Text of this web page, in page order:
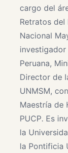
cargo del
Retratos
Nacional
Peruana,
Director de
UNMSM,
Maestría de
PUCP. Es
la
la Pontificia